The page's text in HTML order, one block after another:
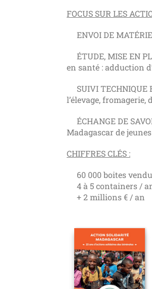
FOCUS SUR LES
ENVOI DE
ÉTUDE, MISE EN
en santé : adduction
SUIVI TECHNIQUE
l’élevage,
ÉCHANGE DE
Madagascar de
CHIFFRES CLÉS :
60 000 boites
4 à 5 containers /
+ 2 millions € / an